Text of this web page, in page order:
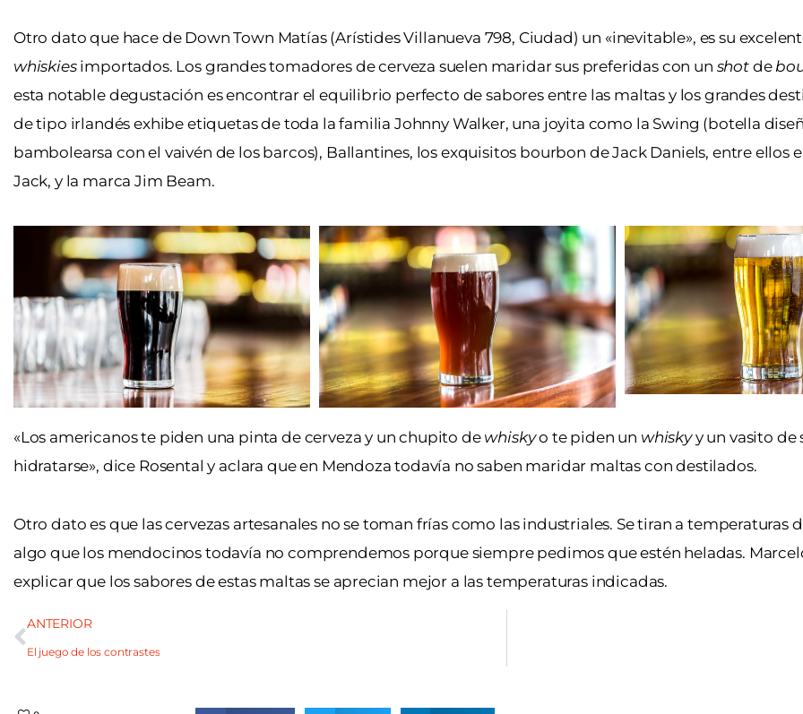
Otro dato que hace de Down Town Matías (Arístides Villanueva 798, Ciudad) un «inevitable», es su
whiskiesimportados. Los grandes tomadores de cerveza suelen maridar sus preferidas con un shotde
esta notable degustación es encontrar el equilibrio perfecto de sabores entre las maltas y los grandes
de tipo irlandés exhibe etiquetas de toda la familia Johnny Walker, una joyita como la Swing (botella
bambolearsa con el vaivén de los barcos), Ballantines, los exquisitos bourbon de Jack Daniels, entre ellos
Jack, y la marca Jim Beam.
«Los americanos te piden una pinta de cerveza y un chupito de whiskyo te piden un whiskyy un vasito de
hidratarse», dice Rosental y aclara que en Mendoza todavía no saben maridar maltas con destilados.
Otro dato es que las cervezas artesanales no se toman frías como las industriales. Se tiran a temperaturas
algo que los mendocinos todavía no comprendemos porque siempre pedimos que estén heladas.
explicar que los sabores de estas maltas se aprecian mejor a las temperaturas indicadas.
ANTERIOR
El juego de los contrastes